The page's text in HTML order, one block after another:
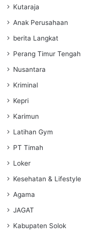
Kutaraja
Anak Perusahaan
berita Langkat
Perang Timur Tengah
Nusantara
Kriminal
Kepri
Karimun
Latihan Gym
PT Timah
Loker
Kesehatan & Lifestyle
Agama
JAGAT
Kabupaten Solok